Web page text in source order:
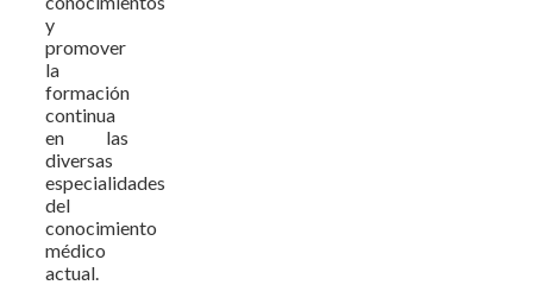
y
promover
la
formación
continua
en las
diversas
especialidades
del
conocimiento
médico
actual.